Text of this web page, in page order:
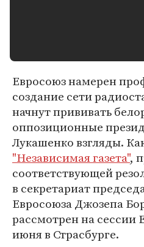
Евросоюз намерен
создание сети
начнут прививать
оппозиционные
Лукашенко взгляды.
"Независимая газета",
соответствующей
в секретариат
Евросоюза Джозепа
рассмотрен на сессии
июня в Страсбурге.